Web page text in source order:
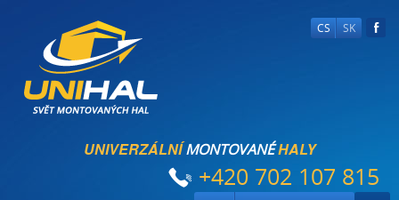
CS SK
UNIVERZÁLNÍMONTOVANÉHALY
+420 702 107 815